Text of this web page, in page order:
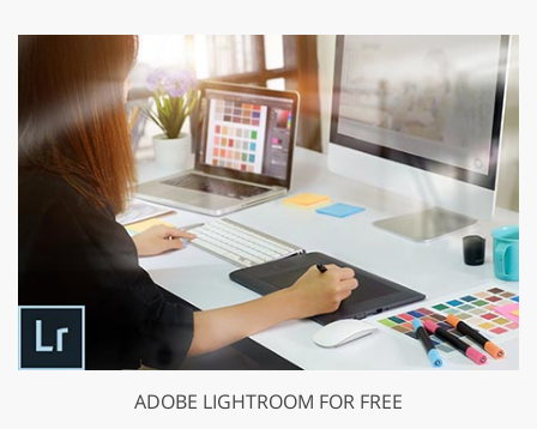
ADOBE LIGHTROOM FOR FREE